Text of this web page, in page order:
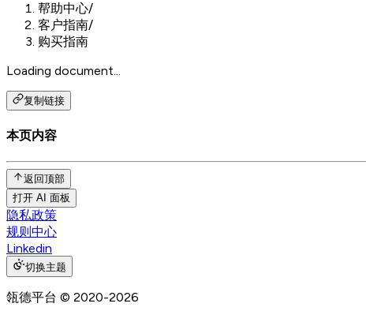
帮助中心/
客户指南/
购买指南
Loading document...
复制链接
本页内容
返回顶部
打开 AI 面板
隐私政策
规则中心
Linkedin
切换主题
瓴德平台 © 2020-2026